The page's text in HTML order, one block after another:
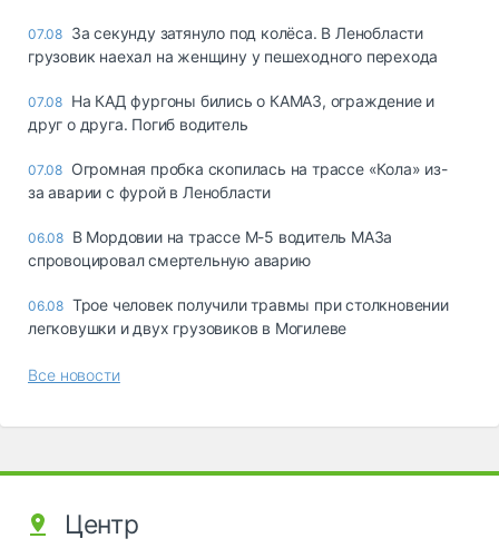
07.08 За секунду затянуло под колёса. В Ленобласти
грузовик наехал на женщину у пешеходного перехода
07.08 На КАД фургоны бились о КАМАЗ, ограждение и
друг о друга. Погиб водитель
07.08 Огромная пробка скопилась на трассе «Кола» из-
за аварии с фурой в Ленобласти
06.08 В Мордовии на трассе М-5 водитель МАЗа
спровоцировал смертельную аварию
06.08 Трое человек получили травмы при столкновении
легковушки и двух грузовиков в Могилеве
Все новости
Центр